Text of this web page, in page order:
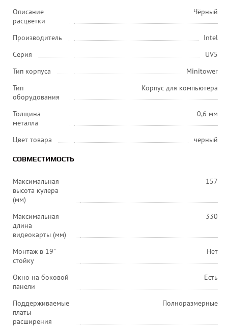
Описание
расцветки
Чёрный
Производитель
Intel
Серия
UV5
Тип корпуса
Minitower
Тип
оборудования
Корпус для компьютера
Толщина
металла
0,6 мм
Цвет товара черный
СОВМЕСТИМОСТЬ
Максимальная
высота кулера
(мм)
157
Максимальная
длина
видеокарты (мм)
330
Монтаж в 19"
стойку
Нет
Окно на боковой
панели
Есть
Поддерживаемые
платы
расширения
Полноразмерные